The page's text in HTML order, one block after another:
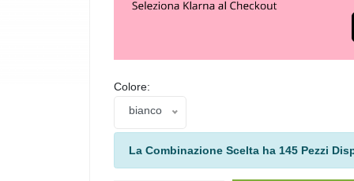
Colore:
bianco
La Combinazione Scelta ha 145 Pezzi